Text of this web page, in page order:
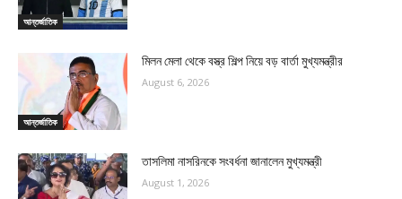
আন্তর্জাতিক
আন্তর্জাতিক
মিলন মেলা থেকে বস্ত্র শিল্প নিয়ে বড় বার্তা মুখ্যমন্ত্রীর
August 6, 2026
তাসলিমা নাসরিনকে সংবর্ধনা জানালেন মুখ্যমন্ত্রী
August 1, 2026